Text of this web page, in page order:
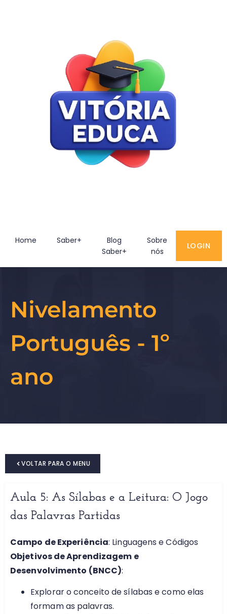
Home Saber+
Blog
Saber+
Sobre
nós
LOGIN
Nivelamento
Português - 1º
ano
VOLTAR PARA O MENU
Aula 5: As Sílabas e a Leitura: O Jogo
das Palavras Partidas
Campo de Experiência: Linguagens e Códigos
Objetivos de Aprendizagem e
Desenvolvimento (BNCC):
Explorar o conceito de sílabas e como elas
formam as palavras.